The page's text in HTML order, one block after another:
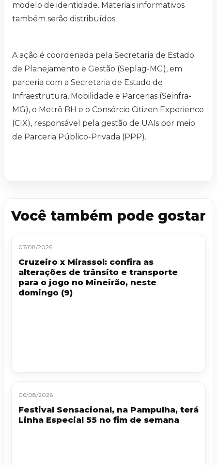
modelo de identidade. Materiais informativos
também serão distribuídos.
A ação é coordenada pela Secretaria de Estado
de Planejamento e Gestão (Seplag-MG), em
parceria com a Secretaria de Estado de
Infraestrutura, Mobilidade e Parcerias (Seinfra-
MG), o Metrô BH e o Consórcio Citizen Experience
(CIX), responsável pela gestão de UAIs por meio
de Parceria Público-Privada (PPP).
Você também pode gostar
07/08/2026
Cruzeiro x Mirassol: confira as
alterações de trânsito e transporte
para o jogo no Mineirão, neste
domingo (9)
06/08/2026
Festival Sensacional, na Pampulha, terá
Linha Especial 55 no fim de semana